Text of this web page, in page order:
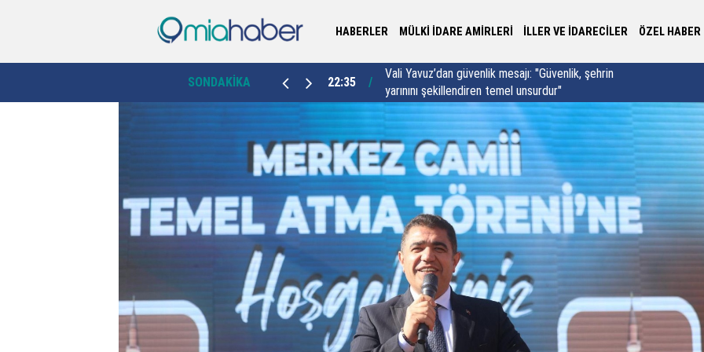
HABERLER MÜLKİ İDARE AMİRLERİ İLLER VE İDARECİLER ÖZEL HABER
SONDAKİKA
Vali Yavuz’dan güvenlik mesajı: "Güvenlik, şehrin
yarınını şekillendiren temel unsurdur"
22:26
Vali Ömer Hilmi Yamlı coğrafi işaret tescilli
Ardahan Çiçek Balı’nın ilk hasadına katıldı